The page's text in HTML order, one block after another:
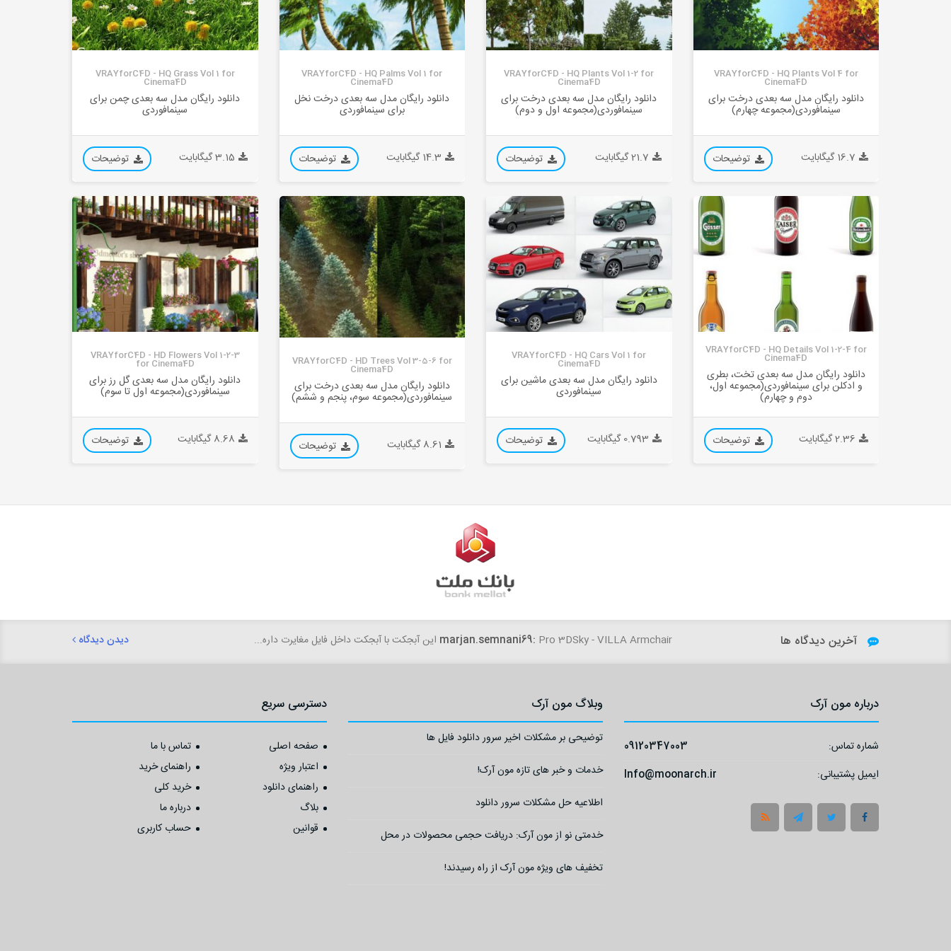
VRAYforC4D - HQ Plants Vol 4 for
Cinema4D
دانلود رایگان مدل سه بعدی درخت برای
سینمافوردی(مجموعه چهارم)
16.7 گیگابایت توضیحات
VRAYforC4D - HQ Plants Vol 1-2 for
Cinema4D
دانلود رایگان مدل سه بعدی درخت برای
سینمافوردی(مجموعه اول و دوم)
21.7 گیگابایت توضیحات
VRAYforC4D - HQ Palms Vol 1 for
Cinema4D
دانلود رایگان مدل سه بعدی درخت نخل
برای سینمافوردی
14.3 گیگابایت توضیحات
VRAYforC4D - HQ Grass Vol 1 for
Cinema4D
دانلود رایگان مدل سه بعدی چمن برای
سینمافوردی
3.15 گیگابایت توضیحات
VRAYforC4D - HQ Details Vol 1-2-4 for
Cinema4D
دانلود رایگان مدل سه بعدی تخت، بطری
و ادکلن برای سینمافوردی(مجموعه اول،
دوم و چهارم)
2.36 گیگابایت توضیحات
VRAYforC4D - HQ Cars Vol 1 for
Cinema4D
دانلود رایگان مدل سه بعدی ماشین برای
سینمافوردی
0.793 گیگابایت توضیحات
VRAYforC4D - HD Trees Vol 3-5-6 for
Cinema4D
دانلود رایگان مدل سه بعدی درخت برای
سینمافوردی(مجموعه سوم، پنجم و ششم)
8.61 گیگابایت توضیحات
VRAYforC4D - HD Flowers Vol 1-2-3
for Cinema4D
دانلود رایگان مدل سه بعدی گل رز برای
سینمافوردی(مجموعه اول تا سوم)
8.68 گیگابایت توضیحات
آخرین دیدگاه ها marjan.semnani69: Pro 3DSky - VILLA Armchair این آبجکت با آبجکت داخل فایل مغایرت داره... دیدن دیدگاه
درباره مون آرک
شماره تماس:
09120347003
ایمیل پشتیبانی:
Info@moonarch.ir
وبلاگ مون آرک
توضیحی بر مشکلات اخیر سرور دانلود فایل ها
خدمات و خبر های تازه مون آرک!
اطلاعیه حل مشکلات سرور دانلود
خدمتی نو از مون آرک: دریافت حجمی محصولات در محل
تخفیف های ویژه مون آرک از راه رسیدند!
دسترسی سریع
صفحه اصلی
تماس با ما
اعتبار ویژه
راهنمای خرید
راهنمای دانلود
خرید کلی
بلاگ
درباره ما
قوانین
حساب کاربری